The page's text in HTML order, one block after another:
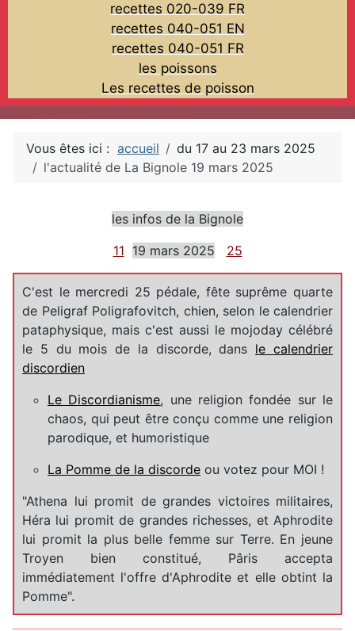
recettes 020-039 FR
recettes 040-051 EN
recettes 040-051 FR
les poissons
Les recettes de poisson
Vous êtes ici : accueil
du 17 au 23 mars 2025
l'actualité de La Bignole 19 mars 2025
les infos de la Bignole
11 19 mars 2025 25
C'est le mercredi 25 pédale, fête suprême quarte
de Peligraf Poligrafovitch, chien, selon le calendrier
pataphysique, mais c'est aussi le mojoday célébré
le 5 du mois de la discorde, dans le calendrier
discordien
Le Discordianisme, une religion fondée sur le
chaos, qui peut être conçu comme une religion
parodique, et humoristique
La Pomme de la discorde ou votez pour MOI !
"Athena lui promit de grandes victoires militaires,
Héra lui promit de grandes richesses, et Aphrodite
lui promit la plus belle femme sur Terre. En jeune
Troyen bien constitué, Pâris accepta
immédiatement l'offre d'Aphrodite et elle obtint la
Pomme".